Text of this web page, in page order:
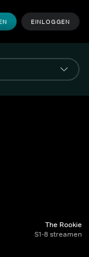
EINLOGGEN
The Rookie
S1-8 streamen